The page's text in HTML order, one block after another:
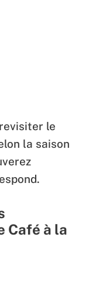
le
la saison
Café à la